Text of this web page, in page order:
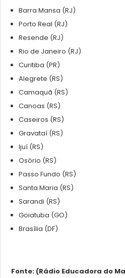
Barra Mansa (RJ)
Porto Real (RJ)
Resende (RJ)
Rio de Janeiro (RJ)
Curitiba (PR)
Alegrete (RS)
Camaquã (RS)
Canoas (RS)
Caseiros (RS)
Gravataí (RS)
Ijuí (RS)
Osório (RS)
Passo Fundo (RS)
Santa Maria (RS)
Sarandi (RS)
Goiatuba (GO)
Brasília (DF)
Fonte: (Rádio Educadora do